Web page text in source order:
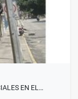
EN EL…